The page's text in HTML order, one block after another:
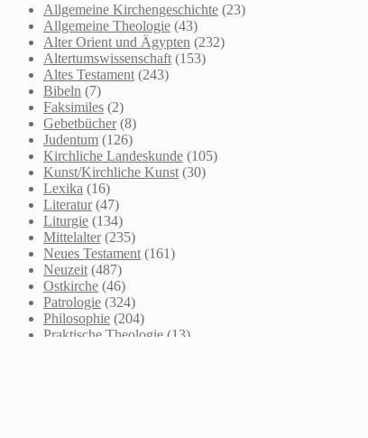
Allgemeine Kirchengeschichte (23)
Allgemeine Theologie (43)
Alter Orient und Ägypten (232)
Altertumswissenschaft (153)
Altes Testament (243)
Bibeln (7)
Faksimiles (2)
Gebetbücher (8)
Judentum (126)
Kirchliche Landeskunde (105)
Kunst/Kirchliche Kunst (30)
Lexika (16)
Literatur (47)
Liturgie (134)
Mittelalter (235)
Neues Testament (161)
Neuzeit (487)
Ostkirche (46)
Patrologie (324)
Philosophie (204)
Praktische Theologie (13)